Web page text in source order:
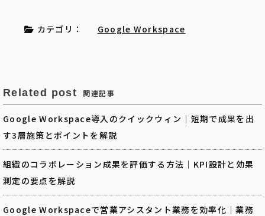
カテゴリ： Google Workspace
Related post 関連記事
Google Workspace導入のクイックウィン｜短期で成果を出
す3層施策とポイントを解説
組織のコラボレーション成果を評価する方法｜KPI設計と効果
測定の要点を解説
Google Workspaceで営業アシスタント業務を効率化｜業務